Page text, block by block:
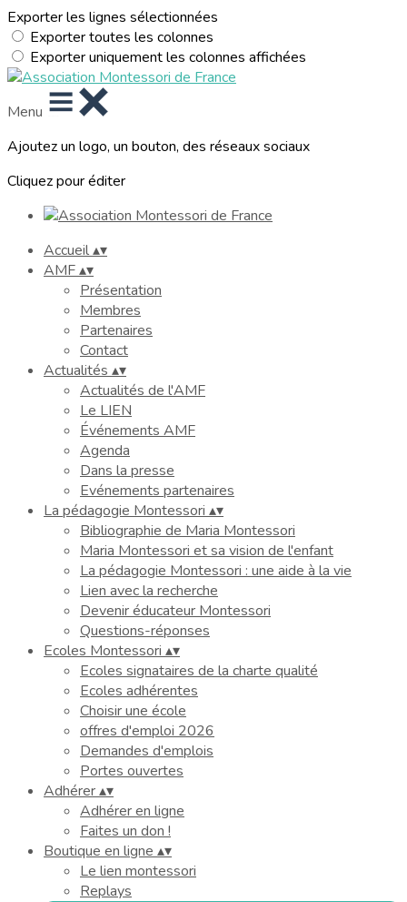
Exporter les lignes sélectionnées
Exporter toutes les colonnes
Exporter uniquement les colonnes affichées
Menu
Ajoutez un logo, un bouton, des réseaux sociaux
Cliquez pour éditer
Accueil▴▾
AMF▴▾
Présentation
Membres
Partenaires
Contact
Actualités ▴▾
Actualités de l'AMF
Le LIEN
Événements AMF
Agenda
Dans la presse
Evénements partenaires
La pédagogie Montessori ▴▾
Bibliographie de Maria Montessori
Maria Montessori et sa vision de l'enfant
La pédagogie Montessori : une aide à la vie
Lien avec la recherche
Devenir éducateur Montessori
Questions-réponses
Ecoles Montessori ▴▾
Ecoles signataires de la charte qualité
Ecoles adhérentes
Choisir une école
offres d'emploi 2026
Demandes d'emplois
Portes ouvertes
Adhérer▴▾
Adhérer en ligne
Faites un don !
Boutique en ligne ▴▾
Le lien montessori
Replays